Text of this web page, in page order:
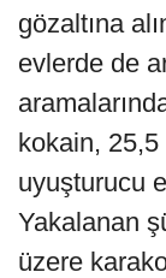
gözaltına
evlerde de
kokain,
uyuşturucu
Yakalanan
üzere